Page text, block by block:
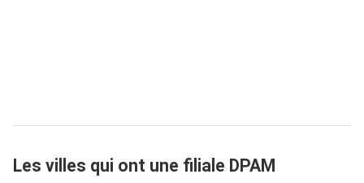
Les villes qui ont une filiale DPAM